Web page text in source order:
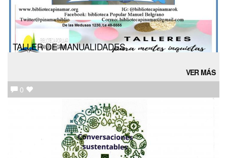
TALLER DE MANUALIDADES
VER MÁS
0